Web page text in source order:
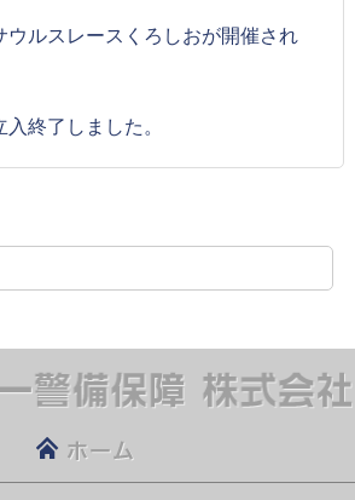
ウルスレースくろしおが開催され
終了しました。